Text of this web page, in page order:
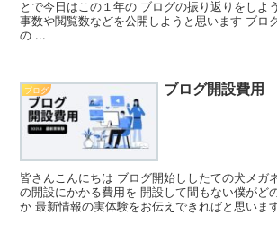
とで今日はこの１年の ブログの振り返りをしよ
事数や閲覧数などを公開しようと思います ブロ
の ...
ブログ ブログ開設費用
皆さんこんにちは ブログ開始ししたての犬メガ
の開設にかかる費用を 開設して間もない僕がど
か 最新情報の実体験をお伝えできればと思いま